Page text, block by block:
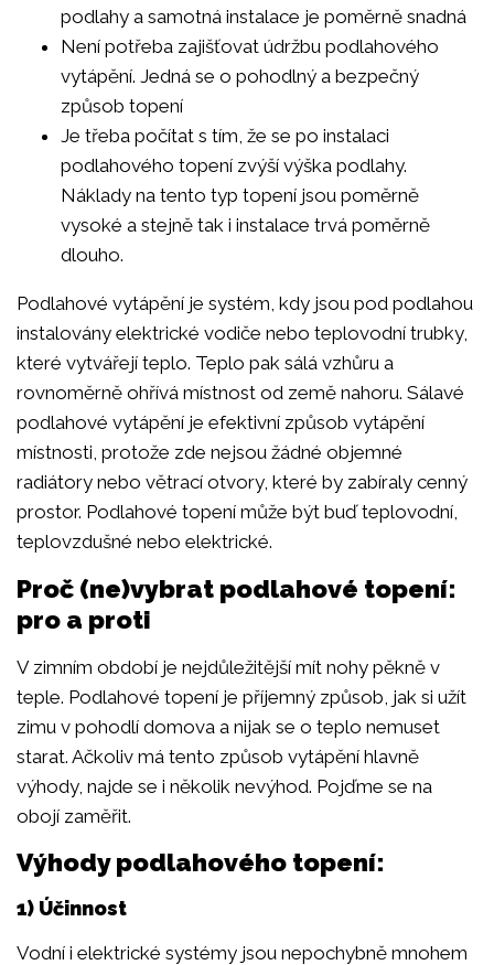
podlahy a samotná instalace je poměrně snadná
Není potřeba zajišťovat údržbu podlahového
vytápění. Jedná se o pohodlný a bezpečný
způsob topení
Je třeba počítat s tím, že se po instalaci
podlahového topení zvýší výška podlahy.
Náklady na tento typ topení jsou poměrně
vysoké a stejně tak i instalace trvá poměrně
dlouho.
Podlahové vytápění je systém, kdy jsou pod podlahou
instalovány elektrické vodiče nebo teplovodní trubky,
které vytvářejí teplo. Teplo pak sálá vzhůru a
rovnoměrně ohřívá místnost od země nahoru. Sálavé
podlahové vytápění je efektivní způsob vytápění
místnosti, protože zde nejsou žádné objemné
radiátory nebo větrací otvory, které by zabíraly cenný
prostor. Podlahové topení může být buď teplovodní,
teplovzdušné nebo elektrické.
Proč (ne)vybrat podlahové topení:
pro a proti
V zimním období je nejdůležitější mít nohy pěkně v
teple. Podlahové topení je příjemný způsob, jak si užít
zimu v pohodlí domova a nijak se o teplo nemuset
starat. Ačkoliv má tento způsob vytápění hlavně
výhody, najde se i několik nevýhod. Pojďme se na
obojí zaměřit.
Výhody podlahového topení:
1) Účinnost
Vodní i elektrické systémy jsou nepochybně mnohem